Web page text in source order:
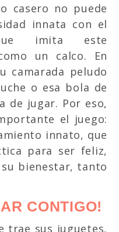
casero no puede
innata con el
imita este
un calco. En
camarada peludo
o esa bola de
de jugar. Por eso,
el juego:
innato, que
para ser feliz,
bienestar, tanto
CONTIGO!
trae sus juguetes,